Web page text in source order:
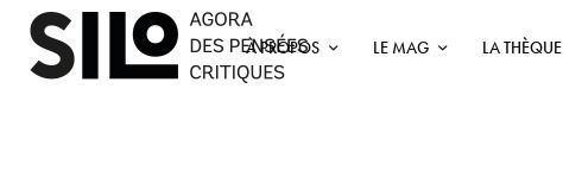
À PROPOS LE MAG LA THÈQUE